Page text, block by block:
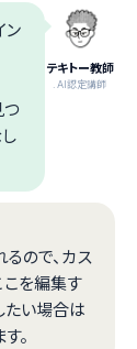
テキトー教師
.AI認定講師
ン
つ
ので、カス
を編集す
たい場合は
。